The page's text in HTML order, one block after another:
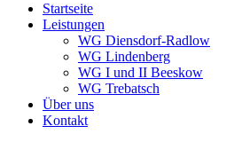
Startseite
Leistungen
WG Diensdorf-Radlow
WG Lindenberg
WG I und II Beeskow
WG Trebatsch
Über uns
Kontakt